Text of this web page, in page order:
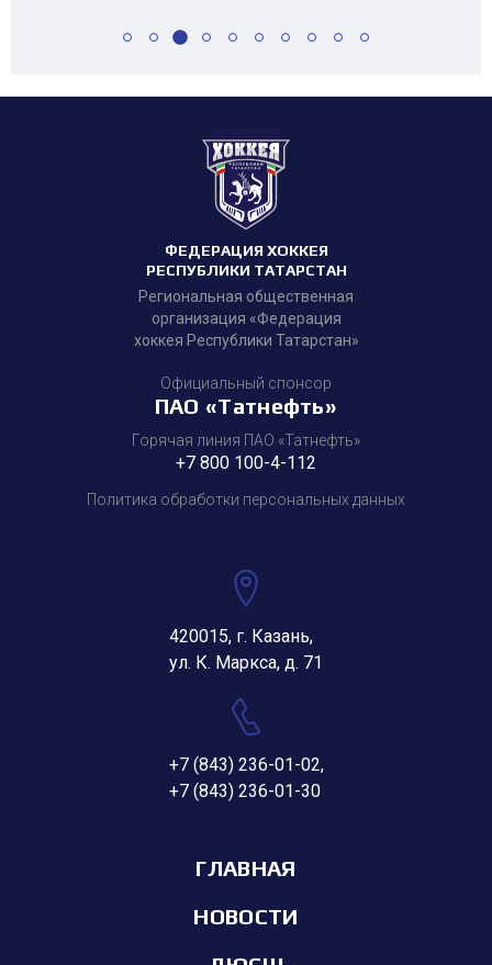
ФЕДЕРАЦИЯ ХОККЕЯ
РЕСПУБЛИКИ ТАТАРСТАН
Региональная общественная
организация «Федерация
хоккея Республики Татарстан»
Официальный спонсор
ПАО «Татнефть»
Горячая линия ПАО «Татнефть»
+7 800 100-4-112
Политика обработки персональных данных
420015, г. Казань,
ул. К. Маркса, д. 71
+7 (843) 236-01-02,
+7 (843) 236-01-30
ГЛАВНАЯ
НОВОСТИ